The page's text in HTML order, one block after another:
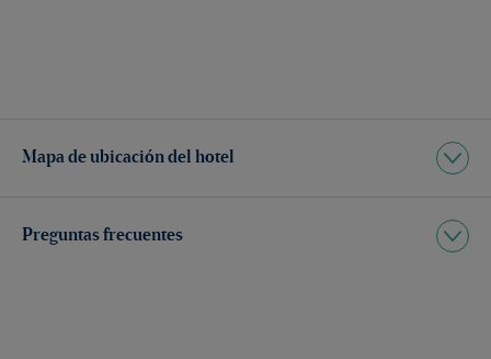
Mapa de ubicación del hotel
Preguntas frecuentes